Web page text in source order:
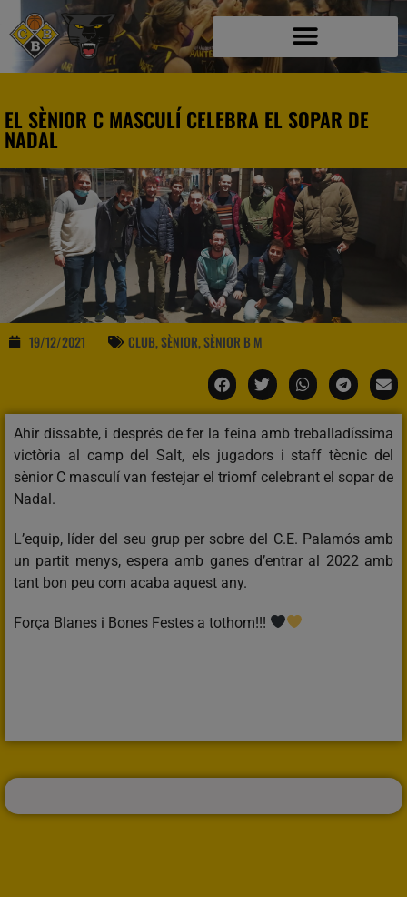
EL SÈNIOR C MASCULÍ CELEBRA EL SOPAR DE
NADAL
19/12/2021 CLUB,SÈNIOR,SÈNIOR B M
Ahir dissabte, i després de fer la feina amb treballadíssima
victòria al camp del Salt, els jugadors i staff tècnic del
sènior C masculí van festejar el triomf celebrant el sopar de
Nadal.
L’equip, líder del seu grup per sobre del C.E. Palamós amb
un partit menys, espera amb ganes d’entrar al 2022 amb
tant bon peu com acaba aquest any.
Força Blanes i Bones Festes a tothom!!!